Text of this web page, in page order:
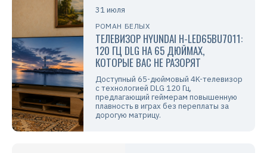
31 июля
РОМАН БЕЛЫХ
ТЕЛЕВИЗОР HYUNDAI H-LED65BU7011:
120 ГЦ DLG НА 65 ДЮЙМАХ,
КОТОРЫЕ ВАС НЕ РАЗОРЯТ
Доступный 65-дюймовый 4K-телевизор
с технологией DLG 120 Гц,
предлагающий геймерам повышенную
плавность в играх без переплаты за
дорогую матрицу.